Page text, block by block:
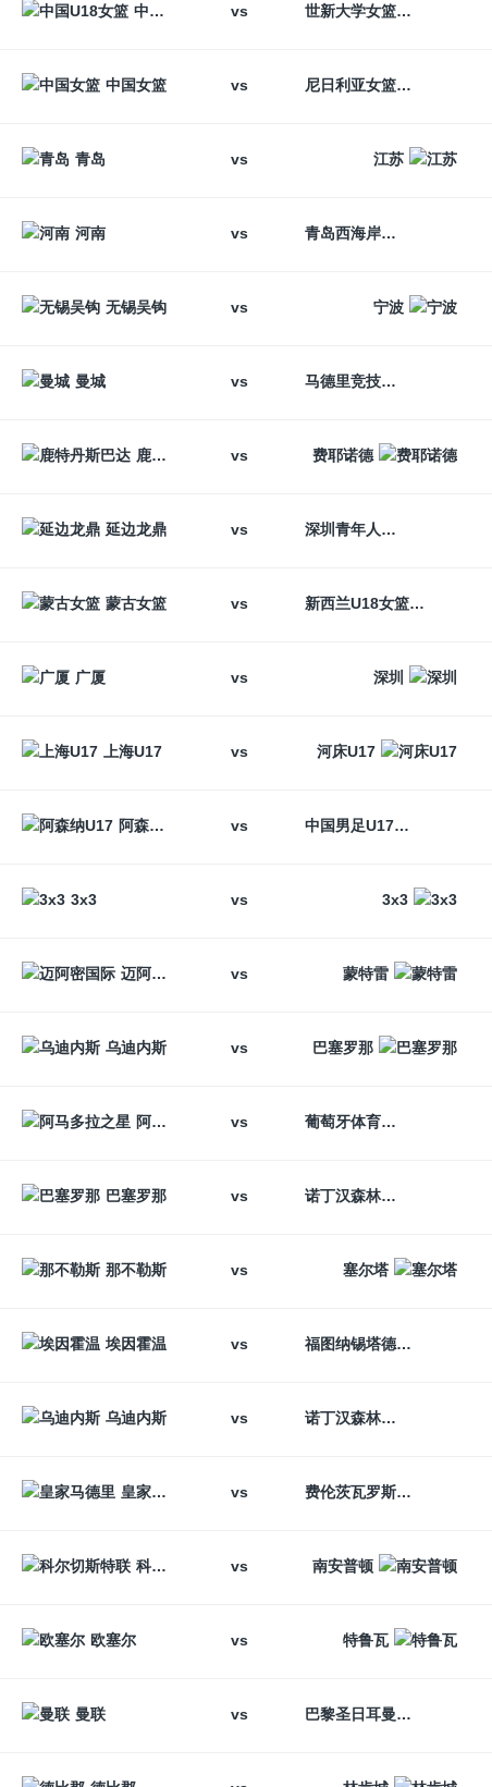
中国U18女篮 vs 世新大学女篮
中国女篮 vs 尼日利亚女篮
青岛 vs 江苏
河南 vs 青岛西海岸
无锡吴钩 vs 宁波
曼城 vs 马德里竞技
鹿特丹斯巴达 vs 费耶诺德
延边龙鼎 vs 深圳青年人
蒙古女篮 vs 新西兰U18女篮
广厦 vs 深圳
上海U17 vs 河床U17
阿森纳U17 vs 中国男足U17
3x3 vs 3x3
迈阿密国际 vs 蒙特雷
乌迪内斯 vs 巴塞罗那
阿马多拉之星 vs 葡萄牙体育
巴塞罗那 vs 诺丁汉森林
那不勒斯 vs 塞尔塔
埃因霍温 vs 福图纳锡塔德
乌迪内斯 vs 诺丁汉森林
皇家马德里 vs 费伦茨瓦罗斯
科尔切斯特联 vs 南安普顿
欧塞尔 vs 特鲁瓦
曼联 vs 巴黎圣日耳曼